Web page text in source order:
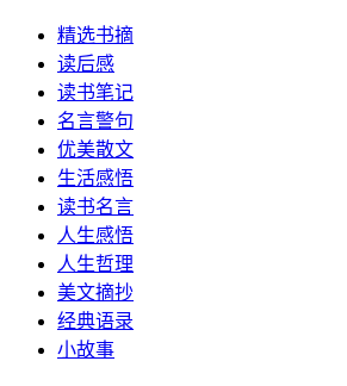
精选书摘
读后感
读书笔记
名言警句
优美散文
生活感悟
读书名言
人生感悟
人生哲理
美文摘抄
经典语录
小故事